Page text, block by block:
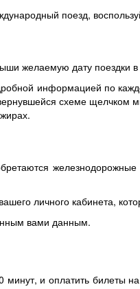
поезд,
желаемую дату поездки
информацией по
схеме щелчком
железнодорожные
личного кабинета,
вами данным.
и оплатить билеты